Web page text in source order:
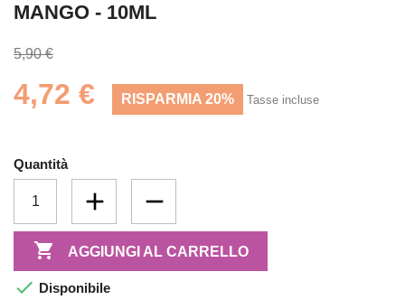
MANGO - 10ML
5,90 €
4,72 € RISPARMIA 20% Tasse incluse
Quantità
 AGGIUNGI AL CARRELLO
 Disponibile